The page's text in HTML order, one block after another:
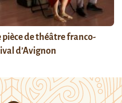
pièce de théâtre franco-
d’Avignon